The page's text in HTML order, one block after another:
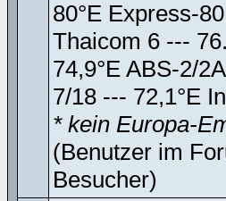
80°E Express-
Thaicom 6 ---
74,9°E ABS-2/
7/18 --- 72,1°E
* kein Europa-
(Benutzer im
Besucher)